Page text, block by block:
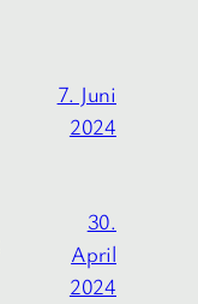
7. Juni
2024
30.
April
2024